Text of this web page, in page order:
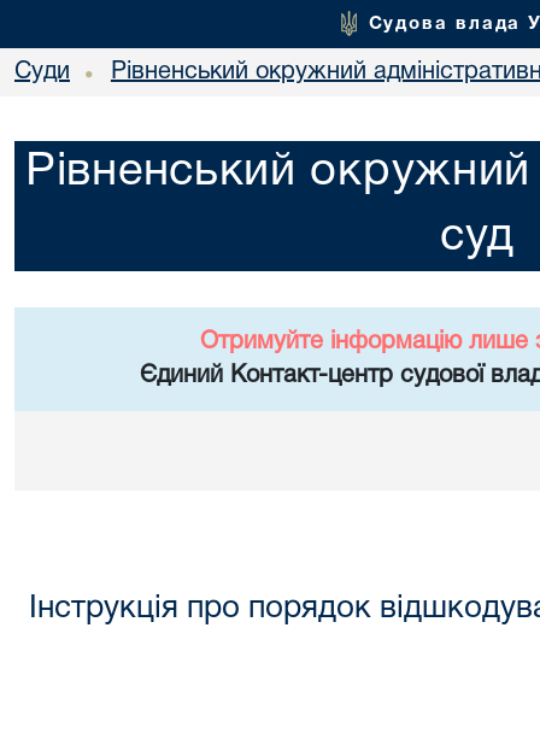
Судова влада
Суди • Рівненський окружний
Рівненський окружний
суд
Отримуйте інформацію лише
Єдиний Контакт-центр судової
Інструкція про порядок